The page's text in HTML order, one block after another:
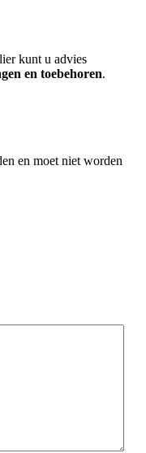
kunt u advies
en toebehoren.
en moet niet worden